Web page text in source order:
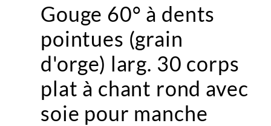
Gouge 60° à dents
pointues (grain
d'orge) larg. 30 corps
plat à chant rond avec
soie pour manche